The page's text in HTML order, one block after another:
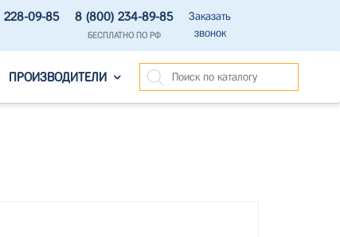
228-09-85 8 (800) 234-89-85
БЕСПЛАТНО ПО РФ
Заказать
звонок
ПРОИЗВОДИТЕЛИ